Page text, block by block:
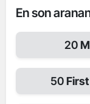
En son
20
50